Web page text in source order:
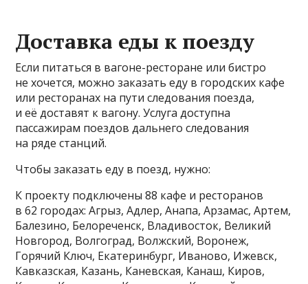
Доставка еды к поезду
Если питаться в вагоне-ресторане или бистро
не хочется, можно заказать еду в городских кафе
или ресторанах на пути следования поезда,
и её доставят к вагону. Услуга доступна
пассажирам поездов дальнего следования
на ряде станций.
Чтобы заказать еду в поезд, нужно:
К проекту подключены 88 кафе и ресторанов
в 62 городах: Агрыз, Адлер, Анапа, Арзамас, Артем,
Балезино, Белореченск, Владивосток, Великий
Новгород, Волгоград, Волжский, Воронеж,
Горячий Ключ, Екатеринбург, Иваново, Ижевск,
Кавказская, Казань, Каневская, Канаш, Киров,